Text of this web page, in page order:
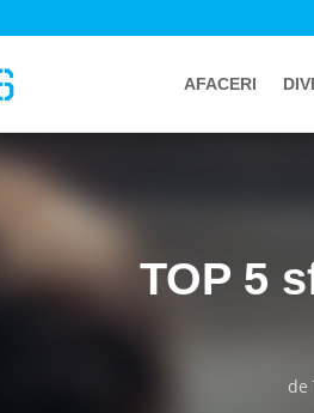
AFACERI
TOP 5
de